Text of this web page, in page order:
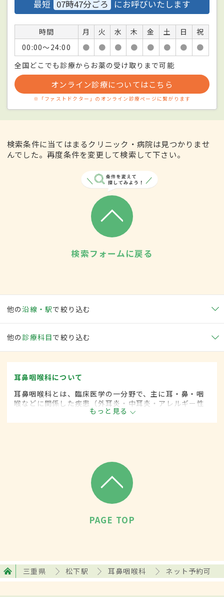
最短 07時47分ごろ にお呼びいたします
時間 月 火 水 木 金 土 日
祝
00:00〜24:00
● ● ● ● ● ● ●
●
全国どこでも診療からお薬の受け取りまで可能
オンライン診療についてはこちら
※「ファストドクター」のオンライン診療ページに繋がります
検索条件に当てはまるクリニック・病院は見つかりませ
んでした。再度条件を変更して検索して下さい。
検索フォームに戻る
他の沿線・駅で絞り込む
他の 診療科目で絞り込む
耳鼻咽喉科について
耳鼻咽喉科とは、臨床医学の一分野で、主に耳・鼻・咽
喉などに関係した疾患（外耳炎・中耳炎・アレルギー性
鼻炎・咽頭がん・扁桃炎・喉頭がんなど）を専門的に取
り扱います。
もっと見る
PAGE TOP
三重県 松下駅 耳鼻咽喉科 ネット予約可